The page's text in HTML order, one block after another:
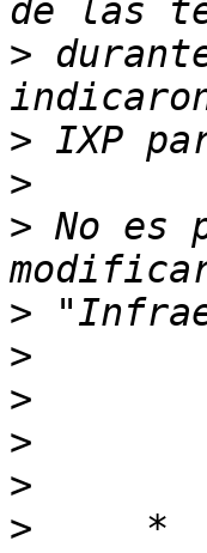
>
>
>
> No es
>
>
>
>
>
>
*